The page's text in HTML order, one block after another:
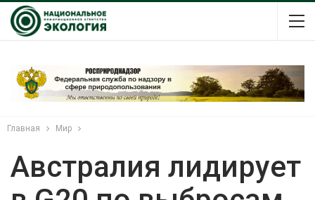
Главная Мир
Австралия лидирует